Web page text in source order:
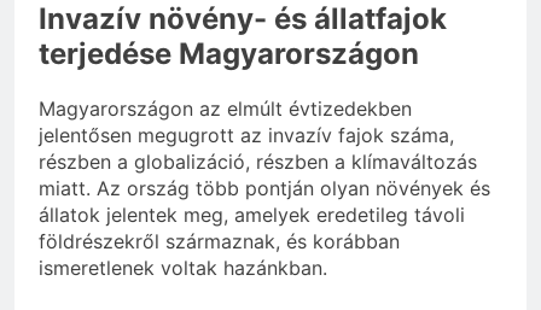
Invazív növény- és állatfajok
terjedése Magyarországon
Magyarországon az elmúlt évtizedekben
jelentősen megugrott az invazív fajok száma,
részben a globalizáció, részben a klímaváltozás
miatt. Az ország több pontján olyan növények és
állatok jelentek meg, amelyek eredetileg távoli
földrészekről származnak, és korábban
ismeretlenek voltak hazánkban.